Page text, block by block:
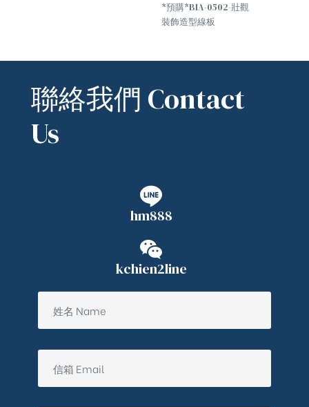
*預購*BIA-0502-壯觀
裝飾造型線板
聯絡我們 Contact
Us
hm888
kchien2line